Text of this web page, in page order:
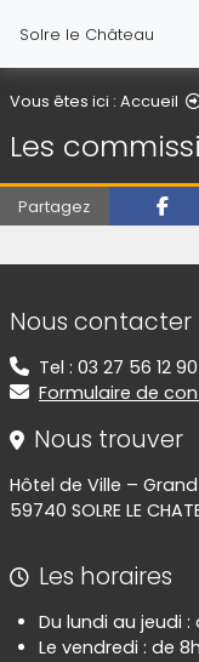
Solre le Château
Vous êtes ici : Accueil
Les
Partagez
Informations
Nous contacter
Tel : 03 27 56 12 90
Formulaire de
Nous trouver
Hôtel de Ville –
59740 SOLRE LE
Les horaires
Du lundi au jeudi :
Le vendredi : de